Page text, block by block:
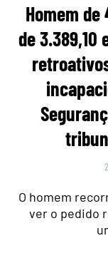
Homem
de 3.389,10
O homem
ver o pedido